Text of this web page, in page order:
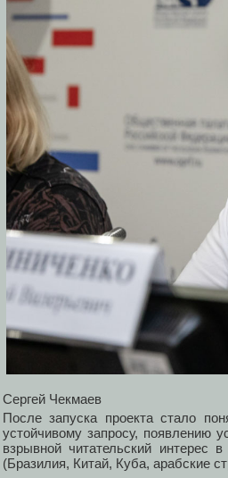
Сергей Чекмаев
После запуска проекта стало
устойчивому запросу, появлению
взрывной читательский интерес
(Бразилия, Китай, Куба, арабские